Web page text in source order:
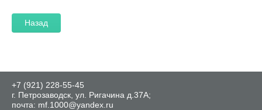
Назад
+7 (921) 228-55-45
г. Петрозаводск, ул. Ригачина д.37А;
почта: mf.1000@yandex.ru